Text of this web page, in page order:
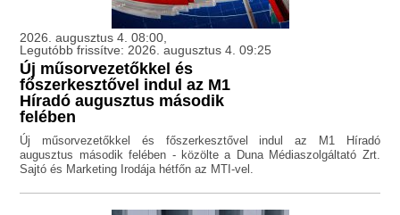
2026. augusztus 4. 08:00,
Legutóbb frissítve: 2026. augusztus 4. 09:25
Új műsorvezetőkkel és
főszerkesztővel indul az M1
Híradó augusztus második
felében
Új műsorvezetőkkel és főszerkesztővel indul az M1 Híradó
augusztus második felében - közölte a Duna Médiaszolgáltató Zrt.
Sajtó és Marketing Irodája hétfőn az MTI-vel.